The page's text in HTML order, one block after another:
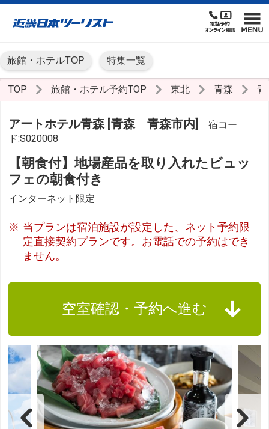
旅館・ホテルTOP 特集一覧
TOP 旅館・ホテル予約TOP 東北 青森 青
アートホテル青森 [青森 青森市内]
宿コー
ド:S020008
【朝食付】地場産品を取り入れたビュッ
フェの朝食付き
インターネット限定
当プランは宿泊施設が設定した、ネット予約限
定直接契約プランです。お電話での予約はでき
ません。
空室確認・予約へ進む